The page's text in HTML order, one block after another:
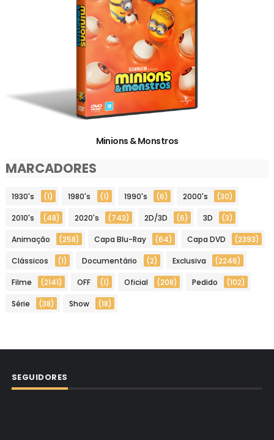
Minions & Monstros
MARCADORES
1930's (1) 1980's (1) 1990's (6) 2000's (30)
2010's (48) 2020's (743) 2D/3D (6) 3D (3)
Animação (258) Capa Blu-Ray (64) Capa DVD (2393)
Clássicos (1) Documentário (2) Exclusiva (2246)
Filme (2141) OFF (1) Oficial (208) Pedido (102)
Série (38) Show (18)
SEGUIDORES